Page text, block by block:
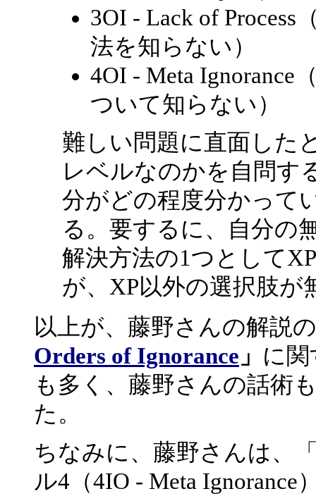
3OI - Lack of
法を知らない）
4OI - Meta Ignorance
ついて知らない）
難しい問題に直面した
レベルなのかを自問す
分がどの程度分かって
る。要するに、自分の
解決方法の1つとして
が、XP以外の選択肢
以上が、藤野さんの解説
Orders of Ignorance 」 に
も多く、藤野さんの話術
た。
ちなみに、藤野さんは、
ル4（4IO - Meta